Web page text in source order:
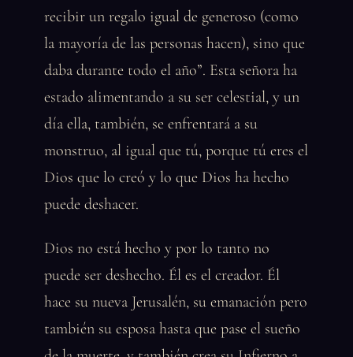
recibir un regalo igual de generoso (como
la mayoría de las personas hacen), sino que
daba durante todo el año”. Esta señora ha
estado alimentando a su ser celestial, y un
día ella, también, se enfrentará a su
monstruo, al igual que tú, porque tú eres el
Dios que lo creó y lo que Dios ha hecho
puede deshacer.
Dios no está hecho y por lo tanto no
puede ser deshecho. Él es el creador. Él
hace su nueva Jerusalén, su emanación pero
también su esposa hasta que pase el sueño